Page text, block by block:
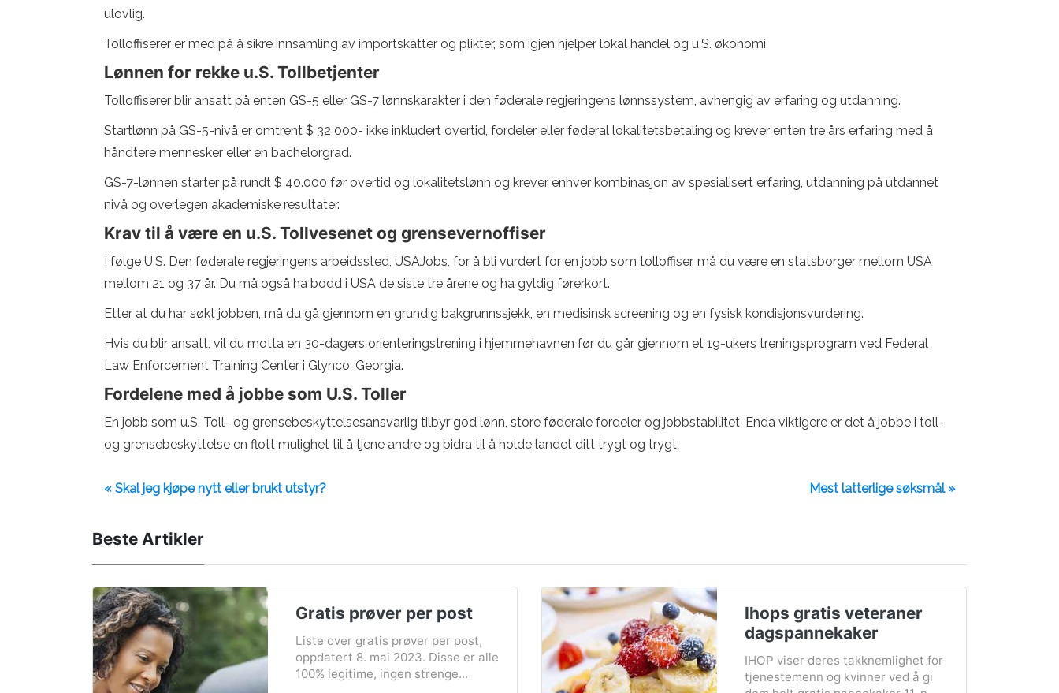
ulovlig.
Tolloffiserer er med på å sikre innsamling av importskatter og plikter, som igjen hjelper lokal handel og u.S. økonomi.
Lønnen for rekke u.S. Tollbetjenter
Tolloffiserer blir ansatt på enten GS-5 eller GS-7 lønnskarakter i den føderale regjeringens lønnssystem, avhengig av erfaring og utdanning.
Startlønn på GS-5-nivå er omtrent $ 32 000- ikke inkludert overtid, fordeler eller føderal lokalitetsbetaling og krever enten tre års erfaring med å
håndtere mennesker eller en bachelorgrad.
GS-7-lønnen starter på rundt $ 40.000 før overtid og lokalitetslønn og krever enhver kombinasjon av spesialisert erfaring, utdanning på utdannet
nivå og overlegen akademiske resultater.
Krav til å være en u.S. Tollvesenet og grensevernoffiser
I følge U.S. Den føderale regjeringens arbeidssted, USAJobs, for å bli vurdert for en jobb som tolloffiser, må du være en statsborger mellom USA
mellom 21 og 37 år. Du må også ha bodd i USA de siste tre årene og ha gyldig førerkort.
Etter at du har søkt jobben, må du gå gjennom en grundig bakgrunnssjekk, en medisinsk screening og en fysisk kondisjonsvurdering.
Hvis du blir ansatt, vil du motta en 30-dagers orienteringstrening i hjemmehavnen før du går gjennom et 19-ukers treningsprogram ved Federal
Law Enforcement Training Center i Glynco, Georgia.
Fordelene med å jobbe som U.S. Toller
En jobb som u.S. Toll- og grensebeskyttelsesansvarlig tilbyr god lønn, store føderale fordeler og jobbstabilitet. Enda viktigere er det å jobbe i toll-
og grensebeskyttelse en flott mulighet til å tjene andre og bidra til å holde landet ditt trygt og trygt.
« Skal jeg kjøpe nytt eller brukt utstyr? Mest latterlige søksmål »
Beste Artikler
Gratis prøver per post
Liste over gratis prøver per post,
oppdatert 8. mai 2023. Disse er alle
100% legitime, ingen strenge...
Ihops gratis veteraner
dagspannekaker
IHOP viser deres takknemlighet for
tjenestemenn og kvinner ved å gi